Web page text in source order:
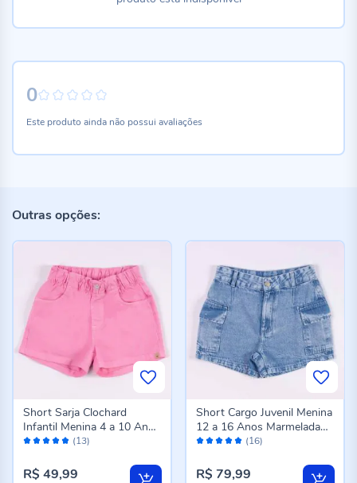
0
Este produto ainda não possui avaliações
Outras opções:
Avaliação: (13)
Short Sarja Clochard
Infantil Menina 4 a 10 Anos
Marmelada Rosa
R$ 49,99
Avaliação: (16)
Short Cargo Juvenil Menina
12 a 16 Anos Marmelada
Jeans
R$ 79,99